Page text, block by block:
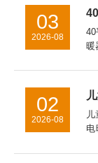
40
暖
面
03
2026-08
电
选
02
2026-08